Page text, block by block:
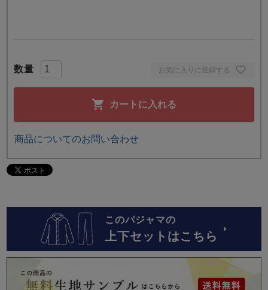
お気に入りに登録する
カートに入れる
商品についてのお問い合わせ
このパジャマの
上下セットはこちら